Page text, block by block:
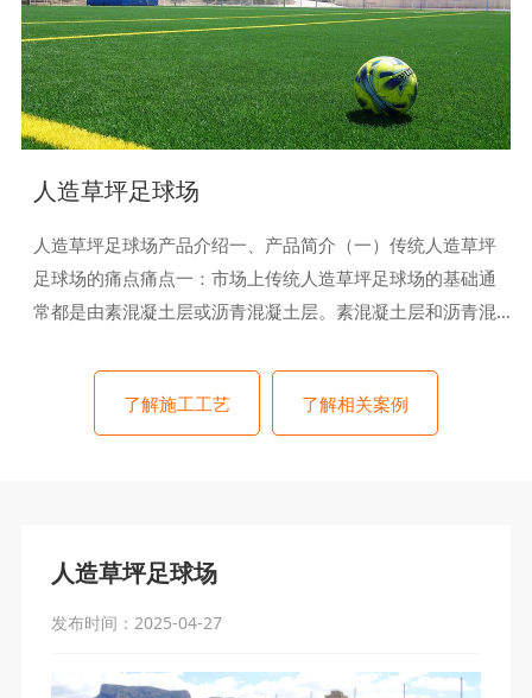
人造草坪足球场
人造草坪足球场产品介绍一、产品简介（一）传统人造草坪
足球场的痛点痛点一：市场上传统人造草坪足球场的基础通
常都是由素混凝土层或沥青混凝土层。素混凝土层和沥青混
基础的最佳选择。痛点二：人造草坪···
了解施工工艺
了解相关案例
人造草坪足球场
发布时间：2025-04-27